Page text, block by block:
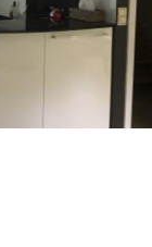
Salle de bain:
Cuisine:
Superficie:
Pièces privées: